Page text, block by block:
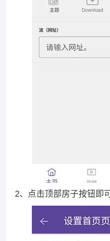
2、点击顶部房子按钮即